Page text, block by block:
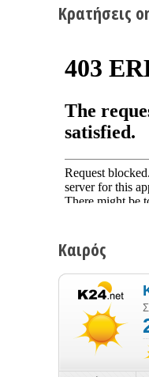
Κρατήσεις
Καιρός